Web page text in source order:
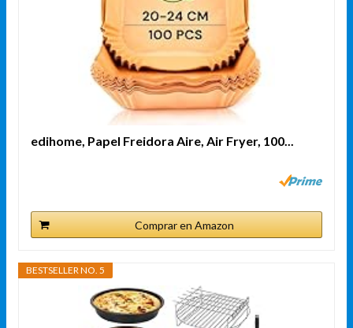
edihome, Papel Freidora Aire, Air Fryer, 100...
Comprar en Amazon
BESTSELLER NO. 5